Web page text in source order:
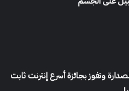
وتفوز بجائزة أسرع إنترنت ثابت